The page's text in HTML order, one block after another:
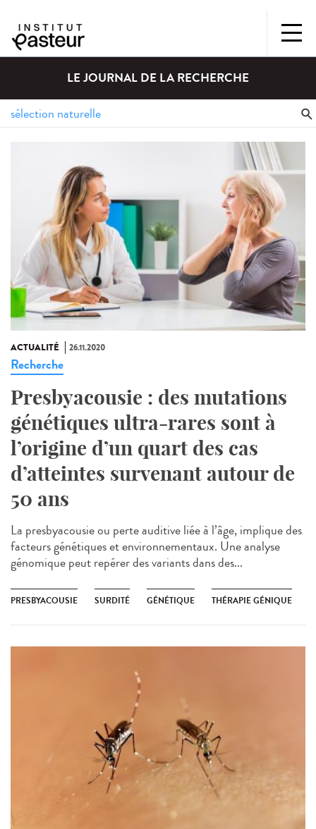
LE JOURNAL DE LA RECHERCHE
ACTUALITÉ 26.11.2020
Recherche
Presbyacousie : des mutations
génétiques ultra-rares sont à
l’origine d’un quart des cas
d’atteintes survenant autour de
50 ans
La presbyacousie ou perte auditive liée à l’âge, implique des
facteurs génétiques et environnementaux. Une analyse
génomique peut repérer des variants dans des...
PRESBYACOUSIE SURDITÉ GÉNÉTIQUE THÉRAPIE GÉNIQUE